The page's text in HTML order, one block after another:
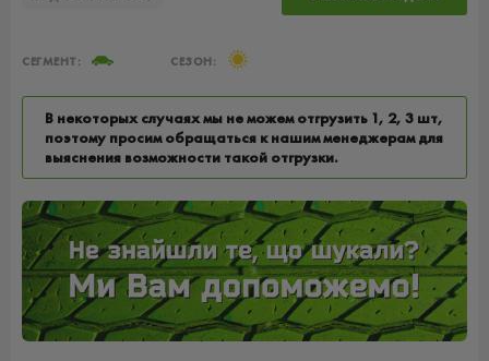
СЕГМЕНТ: СЕЗОН:
В некоторых случаях мы не можем отгрузить 1, 2, 3 шт,
поэтому просим обращаться к нашим менеджерам для
выяснения возможности такой отгрузки.